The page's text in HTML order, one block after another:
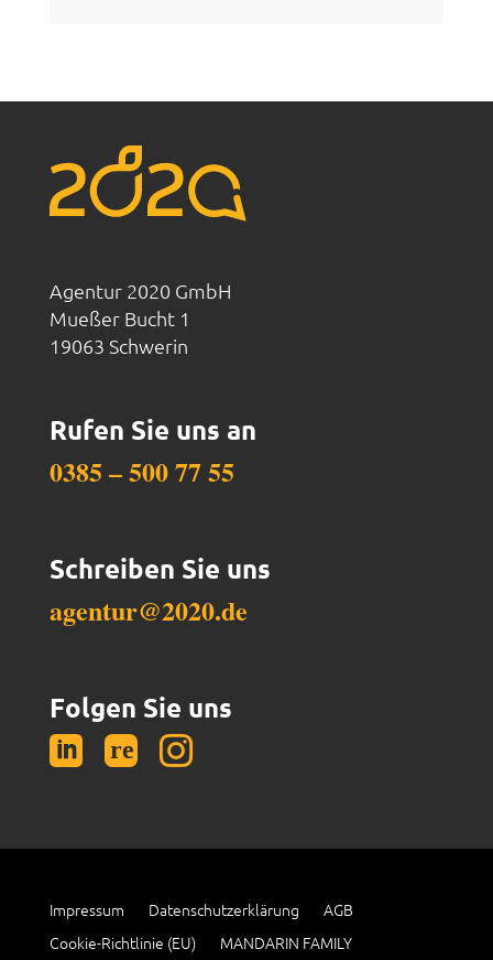
Agentur 2020 GmbH
Mueßer Bucht 1
19063 Schwerin
Rufen Sie uns an
0385 – 500 77 55
Schreiben Sie uns
agentur@2020.de
Folgen Sie uns
 
Impressum Datenschutzerklärung
AGB
Cookie-Richtlinie (EU)
MANDARIN FAMILY